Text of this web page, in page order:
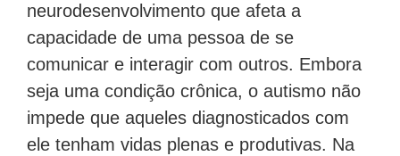
neurodesenvolvimento que afeta a
capacidade de uma pessoa de se
comunicar e interagir com outros. Embora
seja uma condição crônica, o autismo não
impede que aqueles diagnosticados com
ele tenham vidas plenas e produtivas. Na